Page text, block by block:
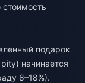
подарок
начинается
8–18%).